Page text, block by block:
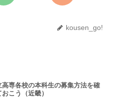
kousen_go!
高専各校の本科生の募集方法を確
こう（近畿）